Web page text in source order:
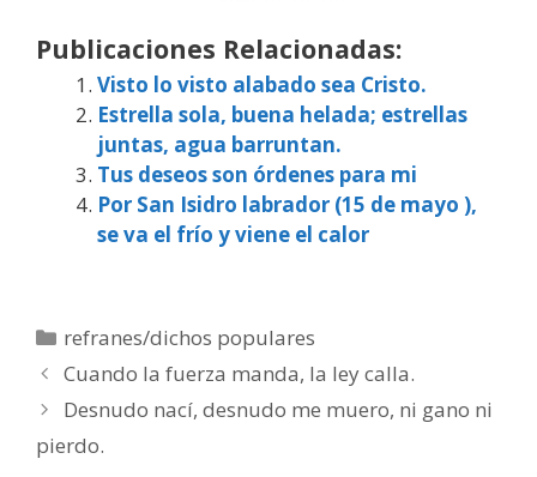
Publicaciones Relacionadas:
Visto lo visto alabado sea Cristo.
Estrella sola, buena helada; estrellas
juntas, agua barruntan.
Tus deseos son órdenes para mi
Por San Isidro labrador (15 de mayo ),
se va el frío y viene el calor
Categorías
refranes/dichos populares
Cuando la fuerza manda, la ley calla.
Desnudo nací, desnudo me muero, ni gano ni
pierdo.